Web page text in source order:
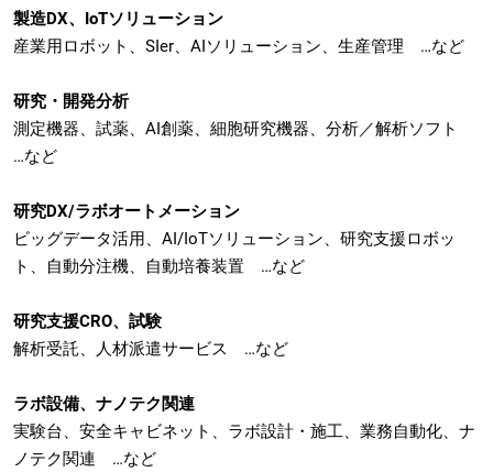
製造DX、IoTソリューション
産業用ロボット、SIer、AIソリューション、生産管理 …など
研究・開発分析
測定機器、試薬、AI創薬、細胞研究機器、分析／解析ソフト
…など
研究DX/ラボオートメーション
ビッグデータ活用、AI/IoTソリューション、研究支援ロボッ
ト、自動分注機、自動培養装置 …など
研究支援CRO、試験
解析受託、人材派遣サービス …など
ラボ設備、ナノテク関連
実験台、安全キャビネット、ラボ設計・施工、業務自動化、ナ
ノテク関連 …など